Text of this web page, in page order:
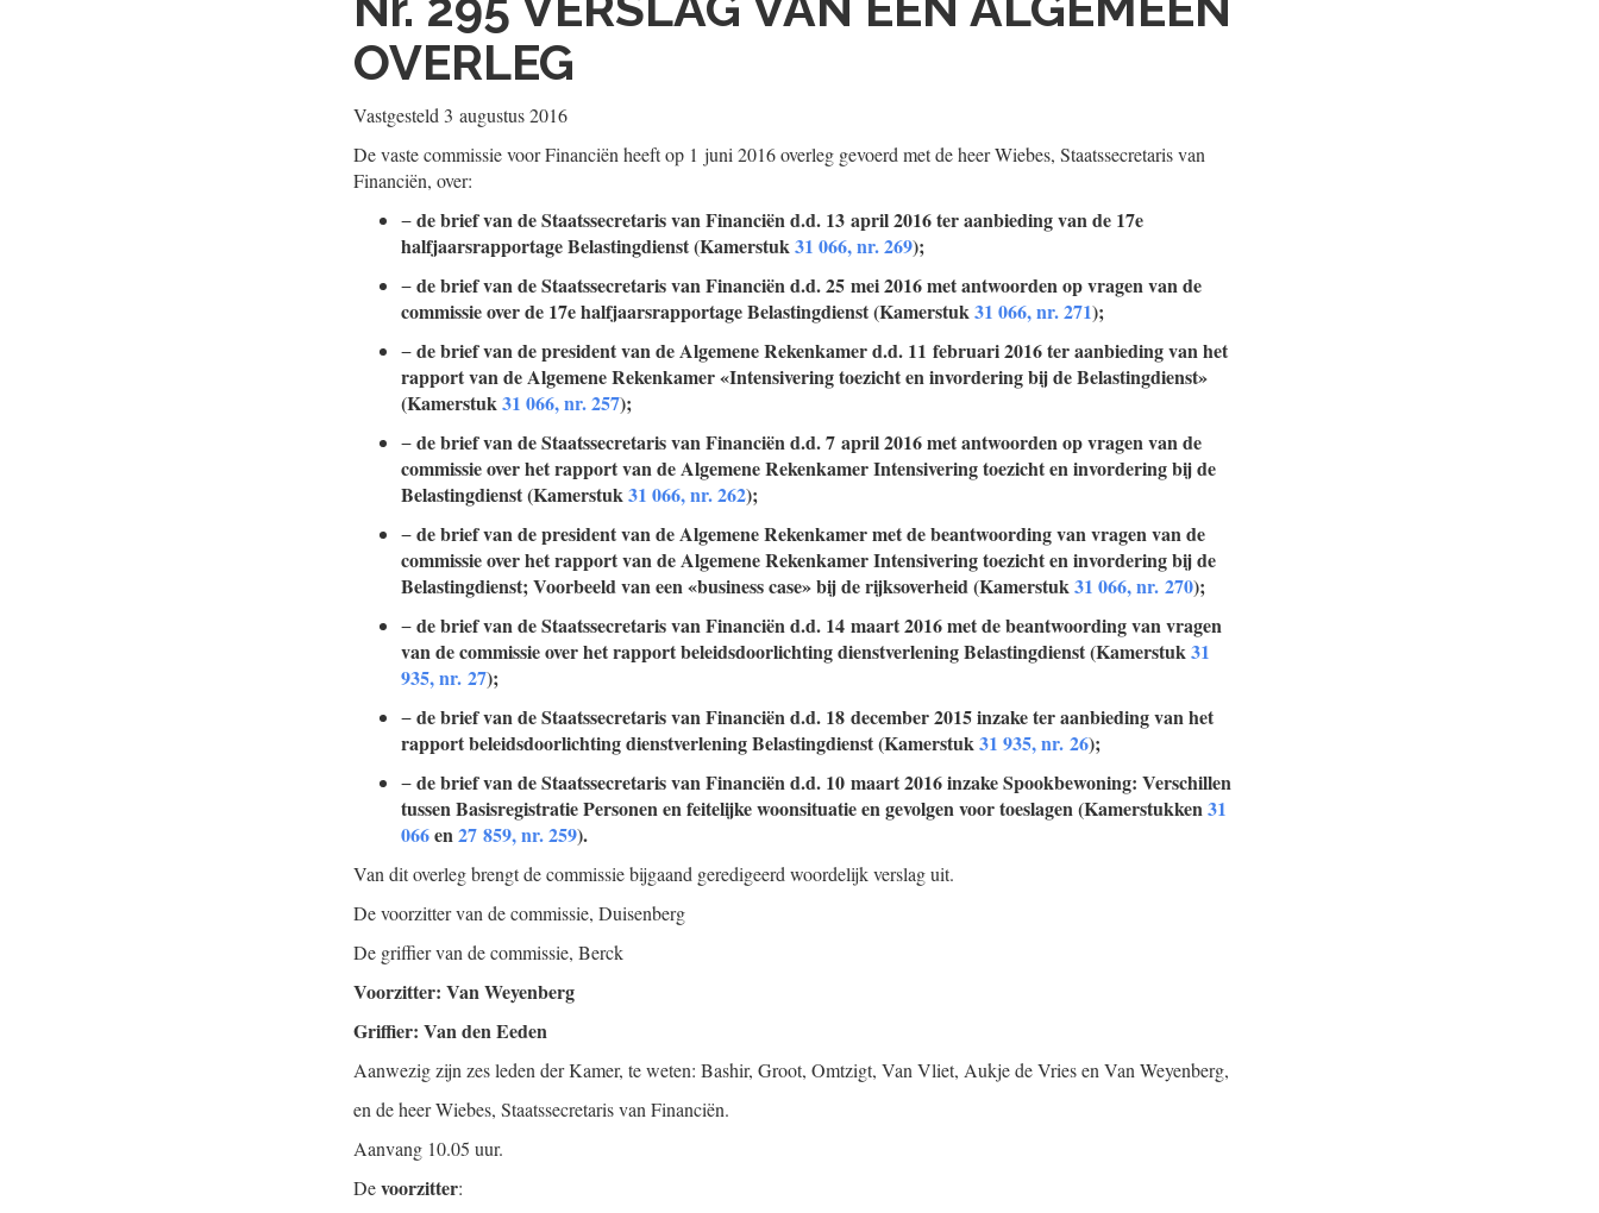
OVERLEG
Vastgesteld 3 augustus 2016
De vaste commissie voor Financiën heeft op 1 juni 2016 overleg gevoerd met de heer Wiebes, Staatssecretaris van
Financiën, over:
−de brief van de Staatssecretaris van Financiën d.d. 13 april 2016 ter aanbieding van de 17e
halfjaarsrapportage Belastingdienst (Kamerstuk31 066, nr. 269);
−de brief van de Staatssecretaris van Financiën d.d. 25 mei 2016 met antwoorden op vragen van de
commissie over de 17e halfjaarsrapportage Belastingdienst (Kamerstuk31 066, nr. 271);
−de brief van de president van de Algemene Rekenkamer d.d. 11 februari 2016 ter aanbieding van het
rapport van de Algemene Rekenkamer «Intensivering toezicht en invordering bij de Belastingdienst»
(Kamerstuk31 066, nr. 257);
−de brief van de Staatssecretaris van Financiën d.d. 7 april 2016 met antwoorden op vragen van de
commissie over het rapport van de Algemene Rekenkamer Intensivering toezicht en invordering bij de
Belastingdienst (Kamerstuk31 066, nr. 262);
−de brief van de president van de Algemene Rekenkamer met de beantwoording van vragen van de
commissie over het rapport van de Algemene Rekenkamer Intensivering toezicht en invordering bij de
Belastingdienst; Voorbeeld van een «business case» bij de rijksoverheid (Kamerstuk31 066, nr. 270);
−de brief van de Staatssecretaris van Financiën d.d. 14 maart 2016 met de beantwoording van vragen
van de commissie over het rapport beleidsdoorlichting dienstverlening Belastingdienst (Kamerstuk31
935, nr. 27);
−de brief van de Staatssecretaris van Financiën d.d. 18 december 2015 inzake ter aanbieding van het
rapport beleidsdoorlichting dienstverlening Belastingdienst (Kamerstuk31 935, nr. 26);
−de brief van de Staatssecretaris van Financiën d.d. 10 maart 2016 inzake Spookbewoning: Verschillen
tussen Basisregistratie Personen en feitelijke woonsituatie en gevolgen voor toeslagen (Kamerstukken31
066en27 859, nr. 259).
Van dit overleg brengt de commissie bijgaand geredigeerd woordelijk verslag uit.
De voorzitter van de commissie, Duisenberg
De griffier van de commissie, Berck
Voorzitter: Van Weyenberg
Griffier: Van den Eeden
Aanwezig zijn zes leden der Kamer, te weten: Bashir, Groot, Omtzigt, Van Vliet, Aukje de Vries en Van Weyenberg,
en de heer Wiebes, Staatssecretaris van Financiën.
Aanvang 10.05 uur.
Devoorzitter: